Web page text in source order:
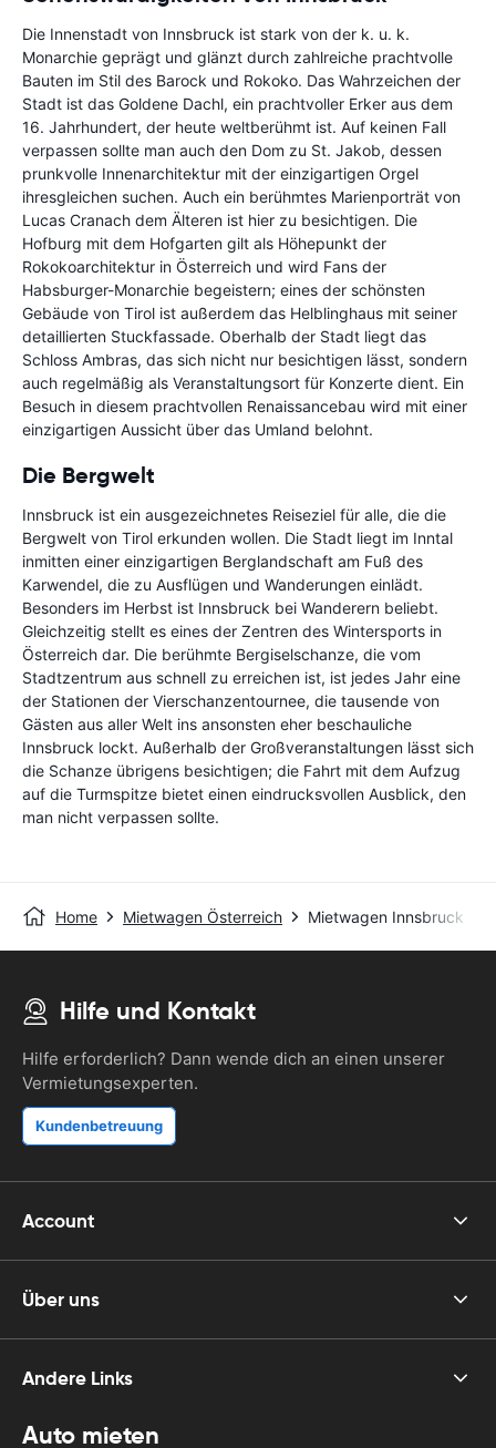
Die Innenstadt von Innsbruck ist stark von der k. u. k.
Monarchie geprägt und glänzt durch zahlreiche prachtvolle
Bauten im Stil des Barock und Rokoko. Das Wahrzeichen der
Stadt ist das Goldene Dachl, ein prachtvoller Erker aus dem
16. Jahrhundert, der heute weltberühmt ist. Auf keinen Fall
verpassen sollte man auch den Dom zu St. Jakob, dessen
prunkvolle Innenarchitektur mit der einzigartigen Orgel
ihresgleichen suchen. Auch ein berühmtes Marienporträt von
Lucas Cranach dem Älteren ist hier zu besichtigen. Die
Hofburg mit dem Hofgarten gilt als Höhepunkt der
Rokokoarchitektur in Österreich und wird Fans der
Habsburger-Monarchie begeistern; eines der schönsten
Gebäude von Tirol ist außerdem das Helblinghaus mit seiner
detaillierten Stuckfassade. Oberhalb der Stadt liegt das
Schloss Ambras, das sich nicht nur besichtigen lässt, sondern
auch regelmäßig als Veranstaltungsort für Konzerte dient. Ein
Besuch in diesem prachtvollen Renaissancebau wird mit einer
einzigartigen Aussicht über das Umland belohnt.
Die Bergwelt
Innsbruck ist ein ausgezeichnetes Reiseziel für alle, die die
Bergwelt von Tirol erkunden wollen. Die Stadt liegt im Inntal
inmitten einer einzigartigen Berglandschaft am Fuß des
Karwendel, die zu Ausflügen und Wanderungen einlädt.
Besonders im Herbst ist Innsbruck bei Wanderern beliebt.
Gleichzeitig stellt es eines der Zentren des Wintersports in
Österreich dar. Die berühmte Bergiselschanze, die vom
Stadtzentrum aus schnell zu erreichen ist, ist jedes Jahr eine
der Stationen der Vierschanzentournee, die tausende von
Gästen aus aller Welt ins ansonsten eher beschauliche
Innsbruck lockt. Außerhalb der Großveranstaltungen lässt sich
die Schanze übrigens besichtigen; die Fahrt mit dem Aufzug
auf die Turmspitze bietet einen eindrucksvollen Ausblick, den
man nicht verpassen sollte.
Home Mietwagen Österreich Mietwagen Innsbruck
Hilfe und Kontakt
Hilfe erforderlich? Dann wende dich an einen unserer
Vermietungsexperten.
Kundenbetreuung
Account
Über uns
Andere Links
Auto mieten